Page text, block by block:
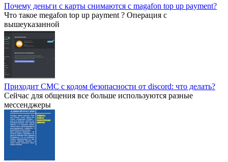
Почему деньги с карты снимаются с magafon top up payment?
Что такое megafon top up payment ? Операция с
вышеуказанной
Приходит СМС с кодом безопасности от discord: что делать?
Сейчас для общения все больше используются разные
мессенджеры